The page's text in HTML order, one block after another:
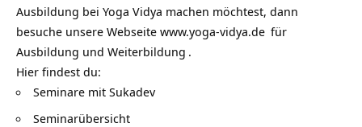
Ausbildung bei Yoga Vidya machen möchtest, dann
besuche unsere Webseite www.yoga-vidya.de für
Ausbildung und Weiterbildung .
Hier findest du:
Seminare mit Sukadev
Seminarübersicht